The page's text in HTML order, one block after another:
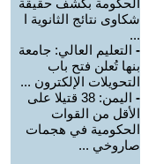
الحكومة بكشف حقيقة
شكاوى نتائج الثانوية ا
...
- التعليم العالي: جامعة
بنها تُعلن فتح باب
التحويلات الإلكترون ...
-
اليمن: 38 قتيلا على
الأقل من القوات
الحكومية في هجمات
صاروخي ...